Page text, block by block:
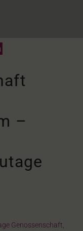
–
Genossenschaft,